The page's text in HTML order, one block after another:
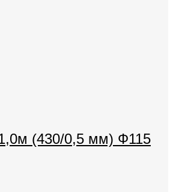
(430/0,5 мм) Ф115